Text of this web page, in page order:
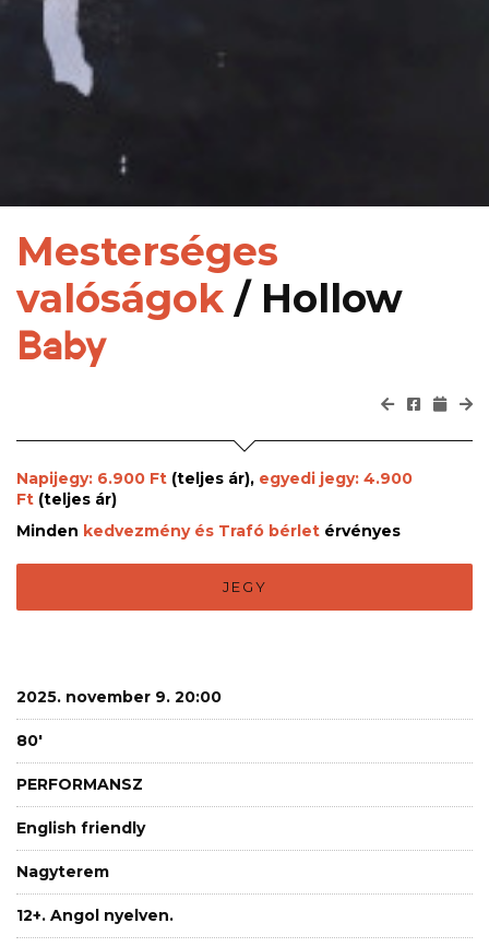
Mesterséges
valóságok / Hollow
Baby
Napijegy: 6.900 Ft (teljes ár), egyedi jegy: 4.900
Ft (teljes ár)
Minden kedvezmény és Trafó bérlet érvényes
JEGY
2025. november 9. 20:00
80'
PERFORMANSZ
English friendly
Nagyterem
12+. Angol nyelven.